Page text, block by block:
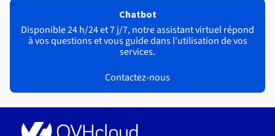
Chatbot
Disponible 24 h/24 et 7 j/7, notre assistant virtuel répond
à vos questions et vous guide dans l'utilisation de vos
services.
Contactez-nous